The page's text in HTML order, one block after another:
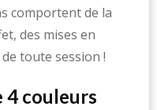
comportent de la
des mises en
toute session !
4 couleurs